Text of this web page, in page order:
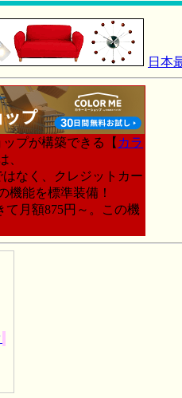
日本
プが構築できる【 カラ
、
なく、クレジットカー
機能を標準装備！
月額875円～。この機